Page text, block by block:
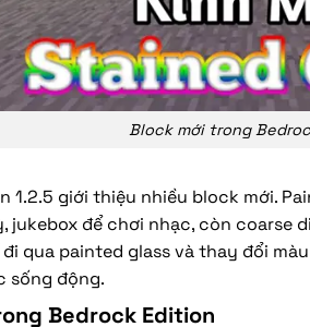
Block mới trong
1.2.5 giới thiệu nhiều block mới.
jukebox để chơi nhạc, còn coarse
qua painted glass và thay đổi
sống động.
Bedrock Edition